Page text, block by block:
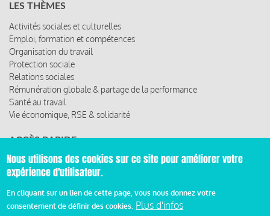
LES THÈMES
Activités sociales et culturelles
Emploi, formation et compétences
Organisation du travail
Protection sociale
Relations sociales
Rémunération globale & partage de la performance
Santé au travail
Vie économique, RSE & solidarité
ACCÈS RAPIDE
Les abonnements
Les rencontres
Nous utilisons des cookies sur ce site pour améliorer votre
expérience d'utilisateur.
En cliquant sur un lien de cette page, vous nous donnez votre
consentement de définir des cookies. Plus d'infos